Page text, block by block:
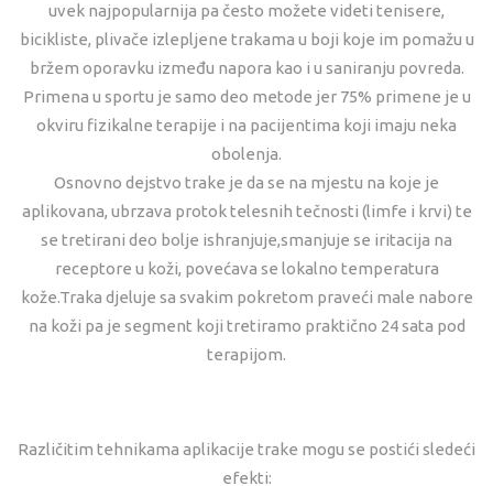
uvek najpopularnija pa često možete videti tenisere,
bicikliste, plivače izlepljene trakama u boji koje im pomažu u
bržem oporavku između napora kao i u saniranju povreda.
Primena u sportu je samo deo metode jer 75% primene je u
okviru fizikalne terapije i na pacijentima koji imaju neka
obolenja.
Osnovno dejstvo trake je da se na mjestu na koje je
aplikovana, ubrzava protok telesnih tečnosti (limfe i krvi) te
se tretirani deo bolje ishranjuje,smanjuje se iritacija na
receptore u koži, povećava se lokalno temperatura
kože.Traka djeluje sa svakim pokretom praveći male nabore
na koži pa je segment koji tretiramo praktično 24 sata pod
terapijom.
Različitim tehnikama aplikacije trake mogu se postići sledeći
efekti: